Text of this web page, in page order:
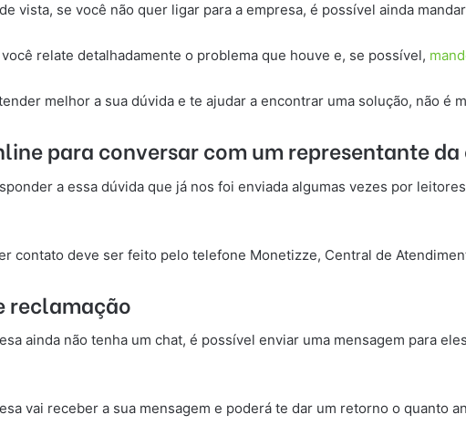
vista, se você não quer ligar para a empresa, é possível ainda
relate detalhadamente o problema que houve e, se possível,
melhor a sua dúvida e te ajudar a encontrar uma solução, não é
para conversar com um representante
a essa dúvida que já nos foi enviada algumas vezes por
contato deve ser feito pelo telefone Monetizze, Central de
reclamação
ainda não tenha um chat, é possível enviar uma mensagem para
vai receber a sua mensagem e poderá te dar um retorno o quanto